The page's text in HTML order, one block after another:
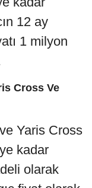
12 ay
1 milyon
Cross Ve
Yaris Cross
kadar
olarak